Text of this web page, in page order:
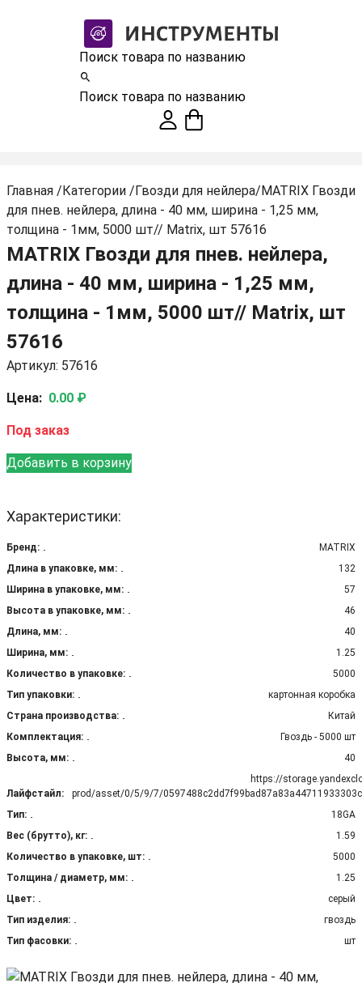
Поиск товара по названию
Поиск товара по названию
Главная /Категории /Гвозди для нейлера/MATRIX Гвозди
для пнев. нейлера, длина - 40 мм, ширина - 1,25 мм,
толщина - 1мм, 5000 шт// Matrix, шт 57616
MATRIX Гвозди для пнев. нейлера,
длина - 40 мм, ширина - 1,25 мм,
толщина - 1мм, 5000 шт// Matrix, шт
57616
Артикул: 57616
Цена: 0.00 ₽
Под заказ
Добавить в корзину
Характеристики:
Бренд:
MATRIX
Длина в упаковке, мм:
132
Ширина в упаковке, мм:
57
Высота в упаковке, мм:
46
Длина, мм:
40
Ширина, мм:
1.25
Количество в упаковке:
5000
Тип упаковки:
картонная коробка
Страна производства:
Китай
Комплектация:
Гвоздь - 5000 шт
Высота, мм:
40
Лайфстайл:
https://
prod/asset/0/5/9/7/
Тип:
18GA
Вес (брутто), кг:
1.59
Количество в упаковке, шт:
5000
Толщина / диаметр, мм:
1.25
Цвет:
серый
Тип изделия:
гвоздь
Тип фасовки:
шт